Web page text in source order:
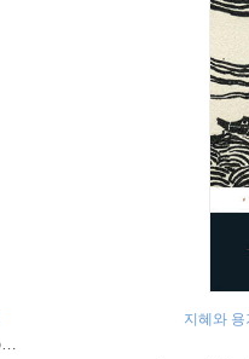
Dragon Masters #32 : Heart of the Ruby Dragon (A Branches Book)
지혜와